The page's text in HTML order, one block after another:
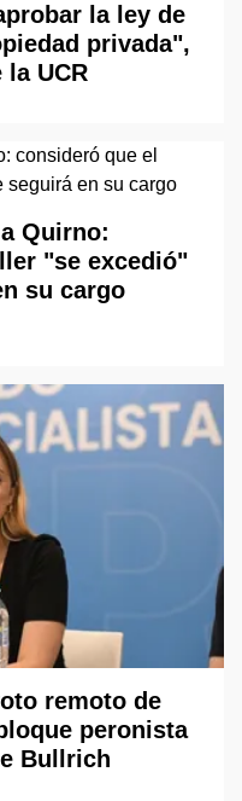
la ley de
privada",
UCR
Quirno:
"se excedió"
su cargo
remoto de
peronista
Bullrich